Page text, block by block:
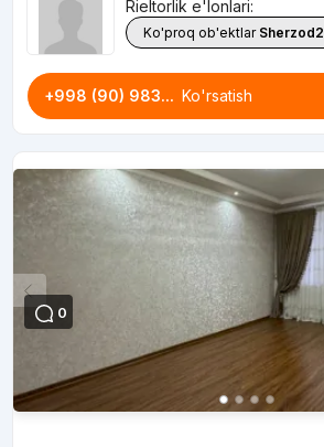
Rieltorlik e'lonlari:
Ko'proq ob'ektlar Sherzod2
+998 (90) 983... Ko'rsatish
0